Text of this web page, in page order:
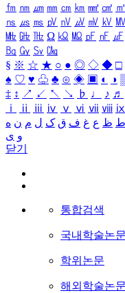
㎙ ㎚ ㎛ ㎜ ㎝ ㎞ ㎟ ㎠ ㎡
㎱ ㎲ ㎳ ㎴ ㎵ ㎶ ㎷ ㎸ ㎹
㎒ ㎓ ㎔ Ω ㏀ ㏁ ㎊ ㎋ ㎌
㏃ ㏉ ㏜ ㏆
§ ※ ☆ ★ ○ ● ◎ ◇ ◆ □
♠ ♡ ♥ ♧ ♣ ⊙ ◈ ▣ ◐ ◑
‡ ↕ ↗ ↙ ↖ ↘ ♭ ♩ ♪ ♬
ⅰ
ⅱ ⅲ ⅳ ⅴ ⅵ ⅶ ⅷ ⅸ
ط ظ ع غ ف ق ک ل م ن ه
و ی
닫기
통합검색
국내학술논문
학위논문
해외학술논문